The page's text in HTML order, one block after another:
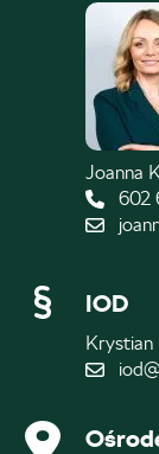
Joanna
602
IOD
Krystian